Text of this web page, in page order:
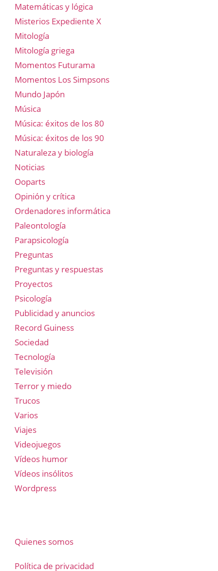
Matemáticas y lógica
Misterios Expediente X
Mitología
Mitología griega
Momentos Futurama
Momentos Los Simpsons
Mundo Japón
Música
Música: éxitos de los 80
Música: éxitos de los 90
Naturaleza y biología
Noticias
Ooparts
Opinión y crítica
Ordenadores informática
Paleontología
Parapsicología
Preguntas
Preguntas y respuestas
Proyectos
Psicología
Publicidad y anuncios
Record Guiness
Sociedad
Tecnología
Televisión
Terror y miedo
Trucos
Varios
Viajes
Videojuegos
Vídeos humor
Vídeos insólitos
Wordpress
Quienes somos
Política de privacidad